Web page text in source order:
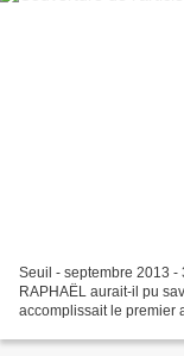
Seuil - septembre 2013 -
RAPHAËL aurait-il pu
accomplissait le premier